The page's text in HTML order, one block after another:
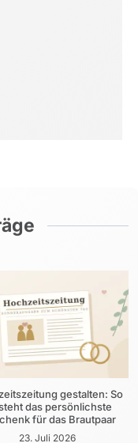
gestalten: So
das persönlichste
für das Brautpaar
23. Juli 2026